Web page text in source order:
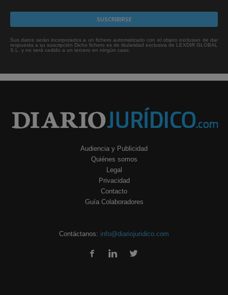
Sus datos serán incorporados a un fichero automatizado con el objeto exclusivo de dar
respuesta a su suscripción Dicho fichero es de titularidad exclusiva de LEXDIR GLOBAL
S.L. y no será cedido a un tercero en ningún caso.
Audiencia y Publicidad
Quiénes somos
Legal
Privacidad
Contacto
Guía Colaboradores
Contáctanos: info@diariojuridico.com